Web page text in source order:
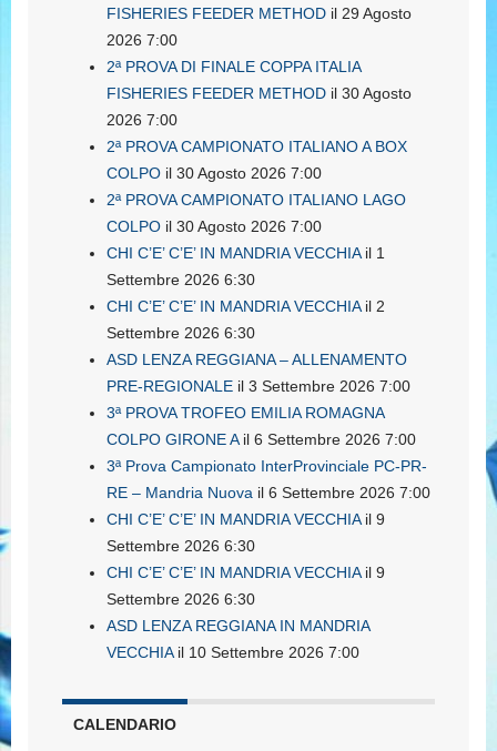
FISHERIES FEEDER METHOD il 29 Agosto
2026 7:00
2ª PROVA DI FINALE COPPA ITALIA
FISHERIES FEEDER METHOD il 30 Agosto
2026 7:00
2ª PROVA CAMPIONATO ITALIANO A BOX
COLPO il 30 Agosto 2026 7:00
2ª PROVA CAMPIONATO ITALIANO LAGO
COLPO il 30 Agosto 2026 7:00
CHI C’E’ C’E’ IN MANDRIA VECCHIAil 1
Settembre 2026 6:30
CHI C’E’ C’E’ IN MANDRIA VECCHIAil 2
Settembre 2026 6:30
ASD LENZA REGGIANA – ALLENAMENTO
PRE-REGIONALE il 3 Settembre 2026 7:00
3ª PROVA TROFEO EMILIA ROMAGNA
COLPO GIRONE Ail 6 Settembre 2026 7:00
3ª Prova Campionato InterProvinciale PC-PR-
RE – Mandria Nuova il 6 Settembre 2026 7:00
CHI C’E’ C’E’ IN MANDRIA VECCHIAil 9
Settembre 2026 6:30
CHI C’E’ C’E’ IN MANDRIA VECCHIAil 9
Settembre 2026 6:30
ASD LENZA REGGIANA IN MANDRIA
VECCHIAil 10 Settembre 2026 7:00
CALENDARIO